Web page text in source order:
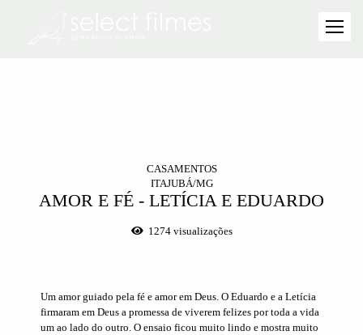
CASAMENTOS
ITAJUBÁ/MG
AMOR E FÉ - LETÍCIA E EDUARDO
1274visualizações
Um amor guiado pela fé e amor em Deus. O Eduardo e a Letícia
firmaram em Deus a promessa de viverem felizes por toda a vida
um ao lado do outro. O ensaio ficou muito lindo e mostra muito